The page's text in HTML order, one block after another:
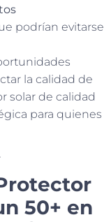
podrían evitarse
la calidad de
solar de calidad
para quienes
50+ en